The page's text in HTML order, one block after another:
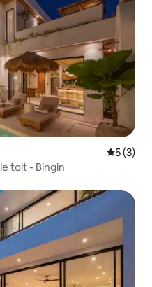
5 (3)
toit - Bingin